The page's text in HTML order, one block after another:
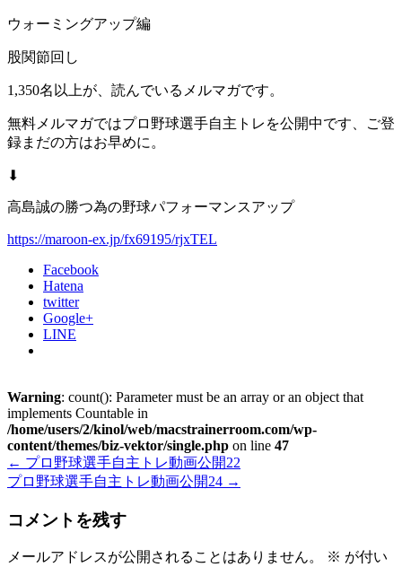
ウォーミングアップ編
股関節回し
1,350名以上が、読んでいるメルマガです。
無料メルマガではプロ野球選手自主トレを公開中です、ご登
録まだの方はお早めに。
⬇︎
高島誠の勝つ為の野球パフォーマンスアップ
https://maroon-ex.jp/fx69195/rjxTEL
Facebook
Hatena
twitter
Google+
LINE
Warning: count(): Parameter must be an array or an object that
implements Countable in
/home/users/2/kinol/web/macstrainerroom.com/wp-
content/themes/biz-vektor/single.php on line 47
← プロ野球選手自主トレ動画公開22
プロ野球選手自主トレ動画公開24 →
コメントを残す
メールアドレスが公開されることはありません。 ※ が付い